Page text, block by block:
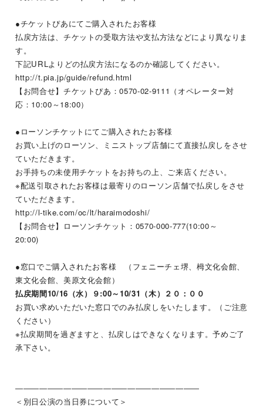
●チケットぴあにてご購入されたお客様
払戻方法は、チケットの受取方法や支払方法などにより異なりま
す。
下記URLよりどの払戻方法になるのか確認してください。
http://t.pia.jp/guide/refund.html
【お問合せ】チケットぴあ：0570-02-9111 （オペレーター対
応： 10:00～ 18:00）
●ローソンチケットにてご購入されたお客様
お買い上げのローソン、ミニストップ店舗にて直接払戻しをさせ
ていただきます。
お手持ちの未使用チケットをお持ちの上、ご来店ください。
※配送引取されたお客様は最寄りのローソン店舗で払戻しをさせ
ていただきます。
http://l-tike.com/oc/lt/haraimodoshi/
【お問合せ】ローソンチケット： 0570-000-777(10:00～
20:00)
●窓口でご購入されたお客様 （フェニーチェ堺、栂文化会館、
東文化会館、美原文化会館）
払戻期間10/16 （水）９:00～10/31 （木）２０：００
お買い求めいただいた窓口でのみ払戻しをいたします。（ご注意
ください）
※払戻期間を過ぎますと、払戻しはできなくなります。予めご了
承下さい。
―――――――――――――――――――――――
＜別日公演の当日券について＞